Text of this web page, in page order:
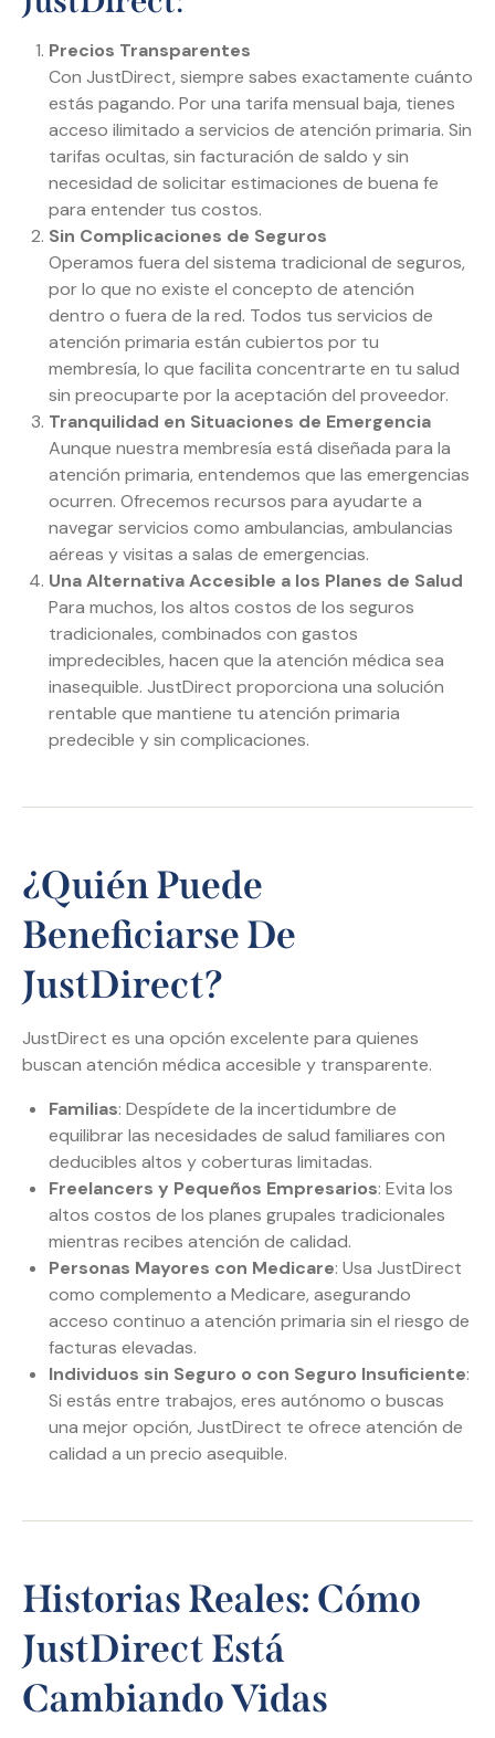
Precios Transparentes
Con JustDirect, siempre sabes exactamente cuánto
estás pagando. Por una tarifa mensual baja, tienes
acceso ilimitado a servicios de atención primaria. Sin
tarifas ocultas, sin facturación de saldo y sin
necesidad de solicitar estimaciones de buena fe
para entender tus costos.
Sin Complicaciones de Seguros
Operamos fuera del sistema tradicional de seguros,
por lo que no existe el concepto de atención
dentro o fuera de la red. Todos tus servicios de
atención primaria están cubiertos por tu
membresía, lo que facilita concentrarte en tu salud
sin preocuparte por la aceptación del proveedor.
Tranquilidad en Situaciones de Emergencia
Aunque nuestra membresía está diseñada para la
atención primaria, entendemos que las emergencias
ocurren. Ofrecemos recursos para ayudarte a
navegar servicios como ambulancias, ambulancias
aéreas y visitas a salas de emergencias.
Una Alternativa Accesible a los Planes de Salud
Para muchos, los altos costos de los seguros
tradicionales, combinados con gastos
impredecibles, hacen que la atención médica sea
inasequible. JustDirect proporciona una solución
rentable que mantiene tu atención primaria
predecible y sin complicaciones.
¿Quién Puede
Beneficiarse De
JustDirect?
JustDirect es una opción excelente para quienes
buscan atención médica accesible y transparente.
Familias: Despídete de la incertidumbre de
equilibrar las necesidades de salud familiares con
deducibles altos y coberturas limitadas.
Freelancers y Pequeños Empresarios: Evita los
altos costos de los planes grupales tradicionales
mientras recibes atención de calidad.
Personas Mayores con Medicare: Usa JustDirect
como complemento a Medicare, asegurando
acceso continuo a atención primaria sin el riesgo de
facturas elevadas.
Individuos sin Seguro o con Seguro Insuficiente:
Si estás entre trabajos, eres autónomo o buscas
una mejor opción, JustDirect te ofrece atención de
calidad a un precio asequible.
Historias Reales: Cómo
JustDirect Está
Cambiando Vidas